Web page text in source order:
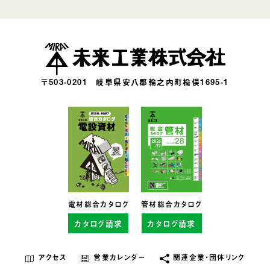
〒503-0201 岐阜県安八郡輪之内町楡俣1695-1
電材総合カタログ
カタログ請求
管材総合カタログ
カタログ請求
アクセス 営業カレンダー 関連企業・団体リンク